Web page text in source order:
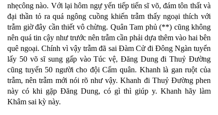
nhẹcông nào. Với lại hôm ngự yến tiếp tiến sĩ võ, đám tôn thất và
đại thần tỏ ra quá ngông cuồng khiến trẫm thấy ngoại thích với
trẫm giờ đây cần thiết vô chừng. Quân Tam phủ (**) cũng không
nên quá tin cậy như trước nên trẫm cần phải dựa thêm vào hai bên
quê ngoại. Chính vì vậy trẫm đã sai Đàm Cử đi Đông Ngàn tuyển
lấy 50 võ sĩ sung gấp vào Túc vệ, Đăng Dung đi Thuỷ Đường
cũng tuyển 50 người cho đội Cấm quân. Khanh là gan ruột của
trẫm, nên trẫm mới nói rõ như vậy. Khanh đi Thuỷ Đường phen
này có khi gặp Đăng Dung, có gì thì giúp y. Khanh hãy làm
Khâm sai kỳ này.